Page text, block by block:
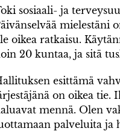
sosiaali- ja
mielestäni
oikea ratkaisu.
20 kuntaa, ja sitä
esittämä
on oikea tie.
mennä. Olen
palveluita ja